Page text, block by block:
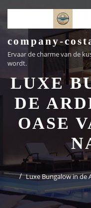
inhoud
company-
Ervaar de charme van de
wordt.
LUXE
DE
OASE
Luxe Bungalow in de